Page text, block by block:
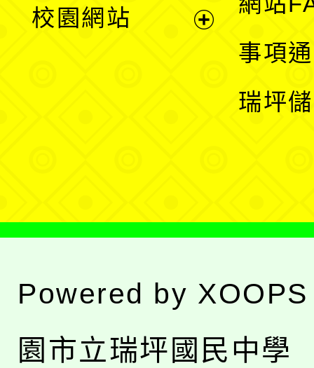
校園網站
事項
瑞坪
Powered by XOOPS
園市立瑞坪國民中學